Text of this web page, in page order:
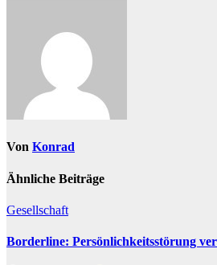
Von Konrad
Ähnliche Beiträge
Gesellschaft
Borderline: Persönlichkeitsstörung